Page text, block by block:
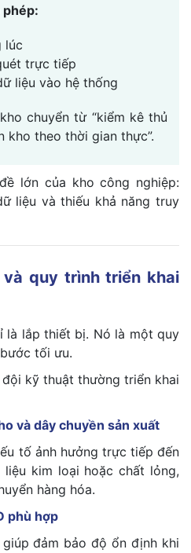
phép:
lúc
trực tiếp
liệu vào hệ thống
chuyển từ “kiểm kê thủ
kho theo thời gian thực”.
lớn của kho công nghiệp:
liệu và thiếu khả năng truy
quy trình triển khai
là lắp thiết bị. Nó là một quy
tối ưu.
kỹ thuật thường triển khai
và dây chuyền sản xuất
tố ảnh hưởng trực tiếp đến
liệu kim loại hoặc chất lỏng,
hàng hóa.
phù hợp
đảm bảo độ ổn định khi